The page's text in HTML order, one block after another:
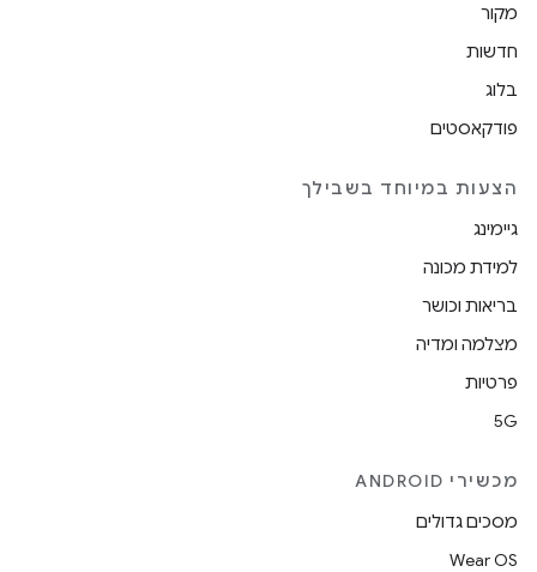
מקור
חדשות
בלוג
פודקאסטים
הצעות במיוחד בשבילך
גיימינג
למידת מכונה
בריאות וכושר
מצלמה ומדיה
פרטיות
5G
מכשירי ANDROID
מסכים גדולים
Wear OS